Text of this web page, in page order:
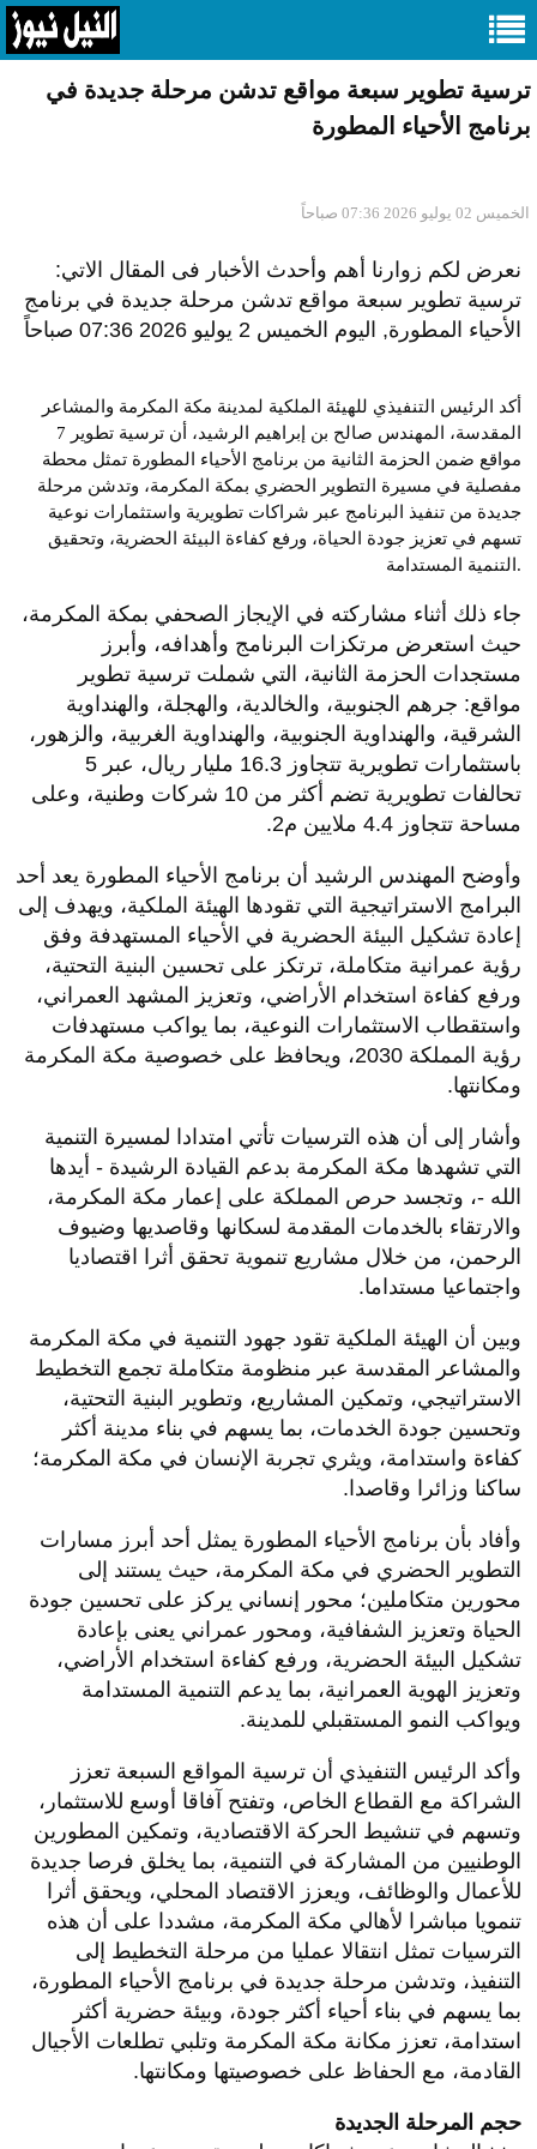
ترسية تطوير سبعة مواقع تدشن مرحلة جديدة في
برنامج الأحياء المطورة
الخميس 02 يوليو 2026 07:36 صباحاً
نعرض لكم زوارنا أهم وأحدث الأخبار فى المقال الاتي:
ترسية تطوير سبعة مواقع تدشن مرحلة جديدة في برنامج
الأحياء المطورة, اليوم الخميس 2 يوليو 2026 07:36 صباحاً
أكد الرئيس التنفيذي للهيئة الملكية لمدينة مكة المكرمة والمشاعر
المقدسة، المهندس صالح بن إبراهيم الرشيد، أن ترسية تطوير 7
مواقع ضمن الحزمة الثانية من برنامج الأحياء المطورة تمثل محطة
مفصلية في مسيرة التطوير الحضري بمكة المكرمة، وتدشن مرحلة
جديدة من تنفيذ البرنامج عبر شراكات تطويرية واستثمارات نوعية
تسهم في تعزيز جودة الحياة، ورفع كفاءة البيئة الحضرية، وتحقيق
التنمية المستدامة.
جاء ذلك أثناء مشاركته في الإيجاز الصحفي بمكة المكرمة،
حيث استعرض مرتكزات البرنامج وأهدافه، وأبرز
مستجدات الحزمة الثانية، التي شملت ترسية تطوير
مواقع: جرهم الجنوبية، والخالدية، والهجلة، والهنداوية
الشرقية، والهنداوية الجنوبية، والهنداوية الغربية، والزهور،
باستثمارات تطويرية تتجاوز 16.3 مليار ريال، عبر 5
تحالفات تطويرية تضم أكثر من 10 شركات وطنية، وعلى
مساحة تتجاوز 4.4 ملايين م2.
وأوضح المهندس الرشيد أن برنامج الأحياء المطورة يعد أحد
البرامج الاستراتيجية التي تقودها الهيئة الملكية، ويهدف إلى
إعادة تشكيل البيئة الحضرية في الأحياء المستهدفة وفق
رؤية عمرانية متكاملة، ترتكز على تحسين البنية التحتية،
ورفع كفاءة استخدام الأراضي، وتعزيز المشهد العمراني،
واستقطاب الاستثمارات النوعية، بما يواكب مستهدفات
رؤية المملكة 2030، ويحافظ على خصوصية مكة المكرمة
ومكانتها.
وأشار إلى أن هذه الترسيات تأتي امتدادا لمسيرة التنمية
التي تشهدها مكة المكرمة بدعم القيادة الرشيدة - أيدها
الله -، وتجسد حرص المملكة على إعمار مكة المكرمة،
والارتقاء بالخدمات المقدمة لسكانها وقاصديها وضيوف
الرحمن، من خلال مشاريع تنموية تحقق أثرا اقتصاديا
واجتماعيا مستداما.
وبين أن الهيئة الملكية تقود جهود التنمية في مكة المكرمة
والمشاعر المقدسة عبر منظومة متكاملة تجمع التخطيط
الاستراتيجي، وتمكين المشاريع، وتطوير البنية التحتية،
وتحسين جودة الخدمات، بما يسهم في بناء مدينة أكثر
كفاءة واستدامة، ويثري تجربة الإنسان في مكة المكرمة؛
ساكنا وزائرا وقاصدا.
وأفاد بأن برنامج الأحياء المطورة يمثل أحد أبرز مسارات
التطوير الحضري في مكة المكرمة، حيث يستند إلى
محورين متكاملين؛ محور إنساني يركز على تحسين جودة
الحياة وتعزيز الشفافية، ومحور عمراني يعنى بإعادة
تشكيل البيئة الحضرية، ورفع كفاءة استخدام الأراضي،
وتعزيز الهوية العمرانية، بما يدعم التنمية المستدامة
ويواكب النمو المستقبلي للمدينة.
وأكد الرئيس التنفيذي أن ترسية المواقع السبعة تعزز
الشراكة مع القطاع الخاص، وتفتح آفاقا أوسع للاستثمار،
وتسهم في تنشيط الحركة الاقتصادية، وتمكين المطورين
الوطنيين من المشاركة في التنمية، بما يخلق فرصا جديدة
للأعمال والوظائف، ويعزز الاقتصاد المحلي، ويحقق أثرا
تنمويا مباشرا لأهالي مكة المكرمة، مشددا على أن هذه
الترسيات تمثل انتقالا عمليا من مرحلة التخطيط إلى
التنفيذ، وتدشن مرحلة جديدة في برنامج الأحياء المطورة،
بما يسهم في بناء أحياء أكثر جودة، وبيئة حضرية أكثر
استدامة، تعزز مكانة مكة المكرمة وتلبي تطلعات الأجيال
القادمة، مع الحفاظ على خصوصيتها ومكانتها.
حجم المرحلة الجديدة